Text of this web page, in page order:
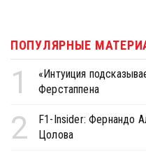
ПОПУЛЯРНЫЕ
1
«Интуиция
Ферстаппена
2
F1-Insider: Фернандо
Цолова